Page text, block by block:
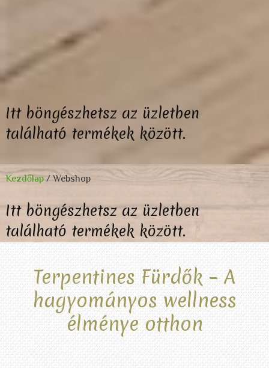
Itt böngészhetsz az üzletben
található termékek között.
Kezdőlap/ Webshop
Itt böngészhetsz az üzletben
található termékek között.
Terpentines Fürdők – A
hagyományos wellness
élménye otthon